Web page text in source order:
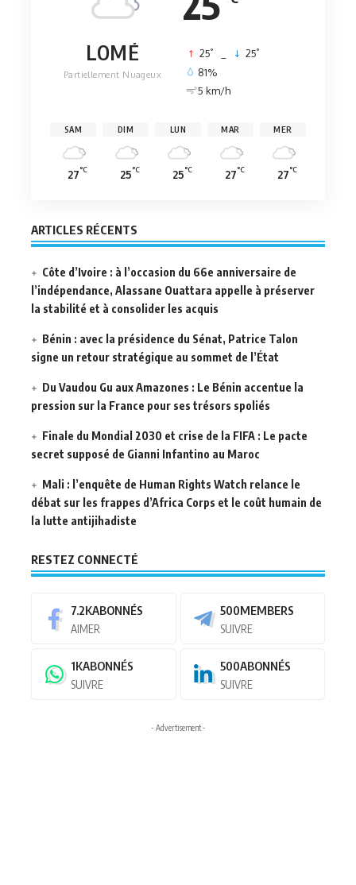
LOMÉ
Partiellement Nuageux
25° 25°
81%
5 km/h
SAM
27°C
DIM
25°C
LUN
25°C
MAR
27°C
MER
27°C
ARTICLES RÉCENTS
Côte d’Ivoire : à l’occasion du 66e anniversaire de
l’indépendance, Alassane Ouattara appelle à préserver
la stabilité et à consolider les acquis
Bénin : avec la présidence du Sénat, Patrice Talon
signe un retour stratégique au sommet de l’État
Du Vaudou Gu aux Amazones : Le Bénin accentue la
pression sur la France pour ses trésors spoliés
Finale du Mondial 2030 et crise de la FIFA : Le pacte
secret supposé de Gianni Infantino au Maroc
Mali : l’enquête de Human Rights Watch relance le
débat sur les frappes d’Africa Corps et le coût humain de
la lutte antijihadiste
RESTEZ CONNECTÉ
7.2KABONNÉS
AIMER
500MEMBERS
SUIVRE
1KABONNÉS
SUIVRE
500ABONNÉS
SUIVRE
- Advertisement -